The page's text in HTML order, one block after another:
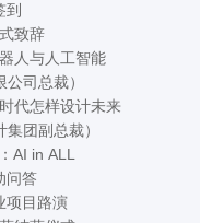
致辞
人与人工智能
司总裁）
代怎样设计未来
团副总裁）
AI in ALL
问答
项目路演